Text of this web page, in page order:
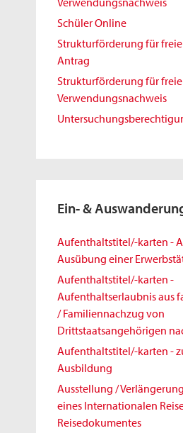
Schüler Online
Strukturförderung für
Antrag
Strukturförderung für
Verwendungsnachweis
Ein- &
Aufenthaltstitel/-karten -
Ausübung einer
Aufenthaltstitel/-karten -
Aufenthaltserlaubnis aus
/ Familiennachzug von
Drittstaatsangehörigen
Aufenthaltstitel/-karten -
Ausbildung
Ausstellung /
eines Internationalen
Reisedokumentes